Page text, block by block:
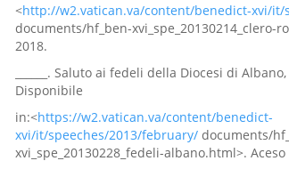
<http://w2.vatican.va/content/benedict-xvi/it/
documents/hf_ben-xvi_spe_20130214_clero-
2018.
______. Saluto ai fedeli della Diocesi di
Disponibile
in:<https://w2.vatican.va/content/benedict-
xvi/it/speeches/2013/february/ documents/
xvi_spe_20130228_fedeli-albano.html>.